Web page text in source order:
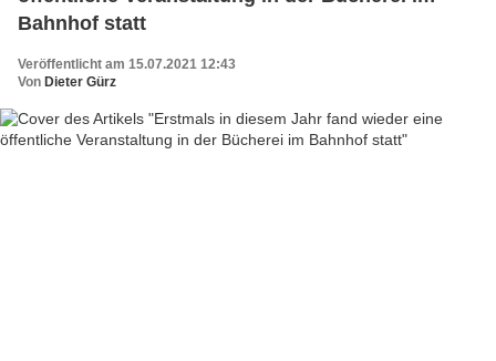
Bahnhof statt
Veröffentlicht am 15.07.2021 12:43
Von Dieter Gürz